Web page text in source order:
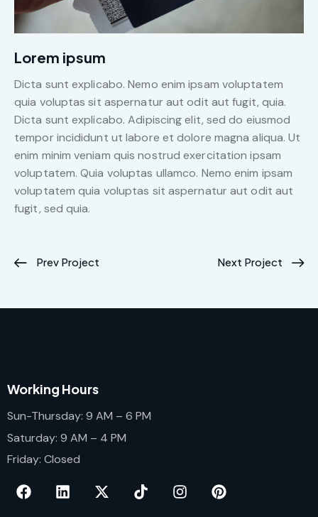
Lorem ipsum
Dicta sunt explicabo. Nemo enim ipsam voluptatem
quia voluptas sit aspernatur aut odit aut fugit, quia.
Dicta sunt explicabo. Adipiscing elit, sed do eiusmod
tempor incididunt ut labore et dolore magna aliqua. Ut
enim minim veniam quis nostrud exercitation ipsam
voluptatem. Quia voluptas ullamco. Nemo enim ipsam
voluptatem quia voluptas sit aspernatur aut odit aut
fugit, sed quia.
Prev Project Next Project
Working Hours
Sun-Thursday: 9 AM – 6 PM
Saturday: 9 AM – 4 PM
Friday: Closed